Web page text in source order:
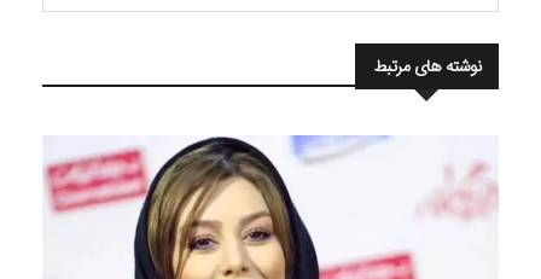
نوشته های مرتبط